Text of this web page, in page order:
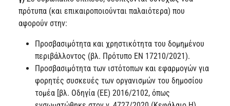
πρότυπα (και επικαιροποιούνται παλαιότερα) που
αφορούν στην:
Προσβασιμότητα και χρηστικότητα του δομημένου
περιβάλλοντος (βλ. Πρότυπο EN 17210/2021).
Προσβασιμότητα των ιστότοπων και εφαρμογών για
φορητές συσκευές των οργανισμών του δημοσίου
τομέα [βλ. Οδηγία (ΕΕ) 2016/2102, όπως